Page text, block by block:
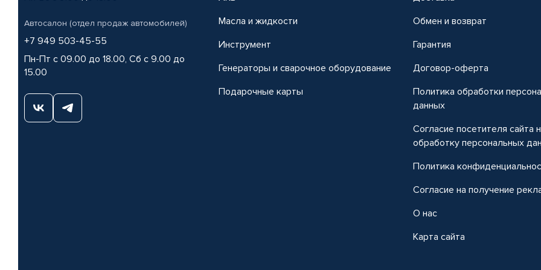
Автосалон (отдел продаж автомобилей)
+7 949 503-45-55
Пн-Пт с 09.00 до 18.00, Сб с 9.00 до
15.00
Масла и жидкости
Инструмент
Генераторы и сварочное оборудование
Подарочные карты
Обмен и возврат
Гарантия
Договор-оферта
Политика обработки
данных
Согласие посетителя сайта
обработку персональных
Политика
Согласие на получение
О нас
Карта сайта